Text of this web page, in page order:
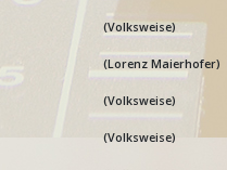
(Volksweise)
(Lorenz Maierhofer)
(Volksweise)
(Volksweise)